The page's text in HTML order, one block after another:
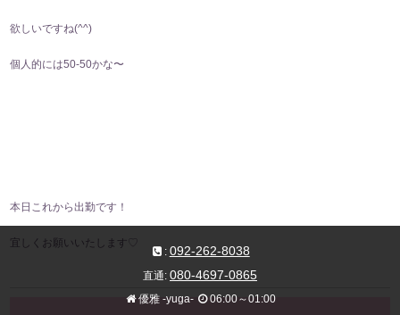
欲しいですね(⁠^⁠^⁠)
個人的には50-50かな〜
本日これから出勤です！
宜しくお願いいたします♡
: 092-262-8038
直通: 080-4697-0865
優雅 -yuga- 06:00～01:00